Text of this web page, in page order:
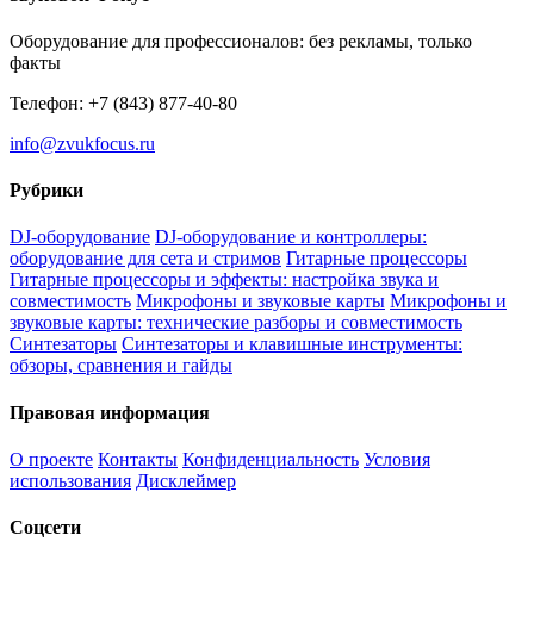
Оборудование для профессионалов: без рекламы, только
факты
Телефон: +7 (843) 877-40-80
info@zvukfocus.ru
Рубрики
DJ-оборудование DJ-оборудование и контроллеры:
оборудование для сета и стримов Гитарные процессоры
Гитарные процессоры и эффекты: настройка звука и
совместимость Микрофоны и звуковые карты Микрофоны и
звуковые карты: технические разборы и совместимость
Синтезаторы Синтезаторы и клавишные инструменты:
обзоры, сравнения и гайды
Правовая информация
О проекте Контакты Конфиденциальность Условия
использования Дисклеймер
Соцсети